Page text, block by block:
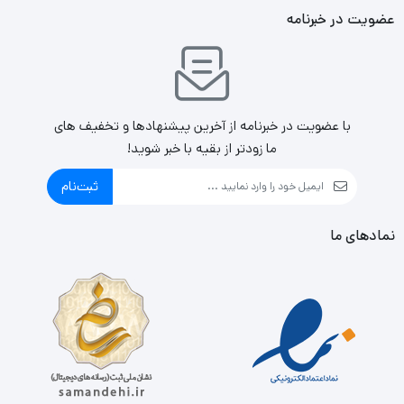
عضویت در خبرنامه
با عضویت در خبرنامه از آخرین پیشنهادها و تخفیف های
ما زودتر از بقیه با خبر شوید!
ثبت‌نام
نمادهای ما